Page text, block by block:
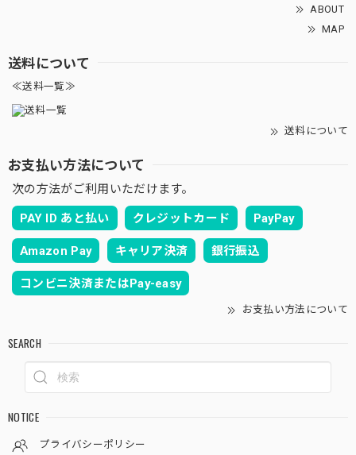
ABOUT
MAP
送料について
≪送料一覧≫
送料について
お支払い方法について
次の方法がご利用いただけます。
PAY ID あと払い クレジットカード PayPay
Amazon Pay キャリア決済 銀行振込
コンビニ決済またはPay-easy
お支払い方法について
SEARCH
NOTICE
プライバシーポリシー